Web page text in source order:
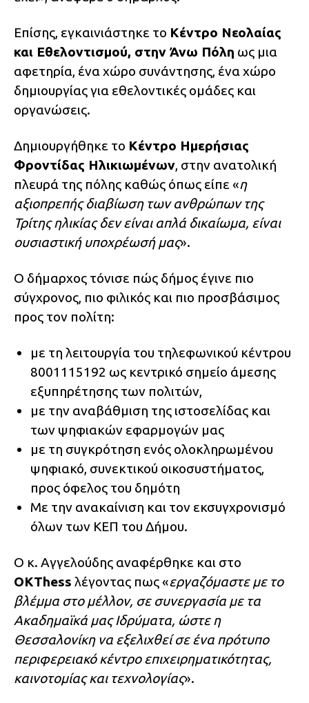
Επίσης, εγκαινιάστηκε το Κέντρο Νεολαίας
και Εθελοντισμού, στην Άνω Πόλη ως μια
αφετηρία, ένα χώρο συνάντησης, ένα χώρο
δημιουργίας για εθελοντικές ομάδες και
οργανώσεις.
Δημιουργήθηκε το Κέντρο Ημερήσιας
Φροντίδας Ηλικιωμένων, στην ανατολική
πλευρά της πόλης καθώς όπως είπε «η
αξιοπρεπής διαβίωση των ανθρώπων της
Τρίτης ηλικίας δεν είναι απλά δικαίωμα, είναι
ουσιαστική υποχρέωσή μας».
Ο δήμαρχος τόνισε πώς δήμος έγινε πιο
σύγχρονος, πιο φιλικός και πιο προσβάσιμος
προς τον πολίτη:
με τη λειτουργία του τηλεφωνικού κέντρου
8001115192 ως κεντρικό σημείο άμεσης
εξυπηρέτησης των πολιτών,
με την αναβάθμιση της ιστοσελίδας και
των ψηφιακών εφαρμογών μας
με τη συγκρότηση ενός ολοκληρωμένου
ψηφιακό, συνεκτικού οικοσυστήματος,
προς όφελος του δημότη
Με την ανακαίνιση και τον εκσυγχρονισμό
όλων των ΚΕΠ του Δήμου.
Ο κ. Αγγελούδης αναφέρθηκε και στο
ΟΚThess λέγοντας πως «εργαζόμαστε με το
βλέμμα στο μέλλον, σε συνεργασία με τα
Ακαδημαϊκά μας Ιδρύματα, ώστε η
Θεσσαλονίκη να εξελιχθεί σε ένα πρότυπο
περιφερειακό κέντρο επιχειρηματικότητας,
καινοτομίας και τεχνολογίας».